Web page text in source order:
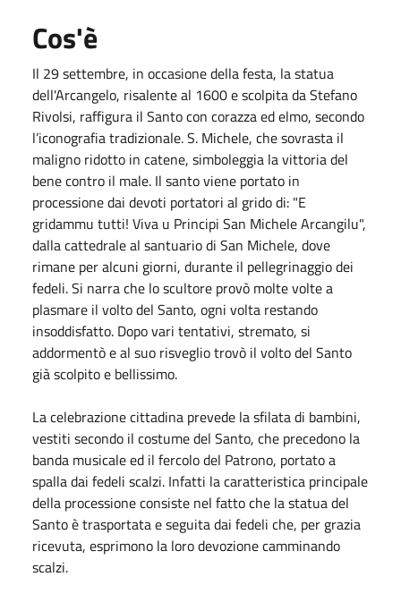
Cos'è
Il 29 settembre, in occasione della festa, la statua
dell'Arcangelo, risalente al 1600 e scolpita da Stefano
Rivolsi, raffigura il Santo con corazza ed elmo, secondo
l’iconografia tradizionale. S. Michele, che sovrasta il
maligno ridotto in catene, simboleggia la vittoria del
bene contro il male. Il santo viene portato in
processione dai devoti portatori al grido di: "E
gridammu tutti! Viva u Principi San Michele Arcangilu",
dalla cattedrale al santuario di San Michele, dove
rimane per alcuni giorni, durante il pellegrinaggio dei
fedeli. Si narra che lo scultore provò molte volte a
plasmare il volto del Santo, ogni volta restando
insoddisfatto. Dopo vari tentativi, stremato, si
addormentò e al suo risveglio trovò il volto del Santo
già scolpito e bellissimo.
La celebrazione cittadina prevede la sfilata di bambini,
vestiti secondo il costume del Santo, che precedono la
banda musicale ed il fercolo del Patrono, portato a
spalla dai fedeli scalzi. Infatti la caratteristica principale
della processione consiste nel fatto che la statua del
Santo è trasportata e seguita dai fedeli che, per grazia
ricevuta, esprimono la loro devozione camminando
scalzi.